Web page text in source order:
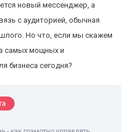
новый мессенджер, а
с аудиторией, обычная
Но что, если мы скажем
самых мощных и
бизнеса сегодня?